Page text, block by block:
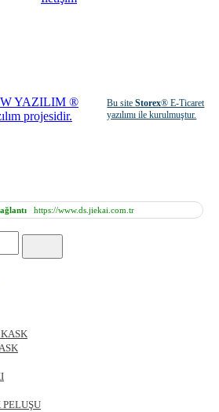
Bu siteStorex® E-Ticaret
yazılımı ile kurulmuştur.
https://www.ds.jiekai.com.tr